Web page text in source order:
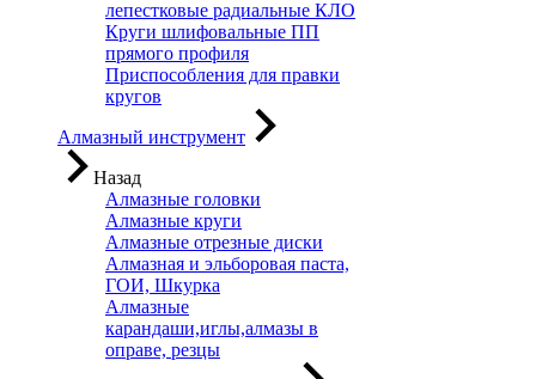
лепестковые радиальные КЛО
Круги шлифовальные ПП
прямого профиля
Приспособления для правки
кругов
Алмазный инструмент
Назад
Алмазные головки
Алмазные круги
Алмазные отрезные диски
Алмазная и эльборовая паста,
ГОИ, Шкурка
Алмазные
карандаши,иглы,алмазы в
оправе, резцы